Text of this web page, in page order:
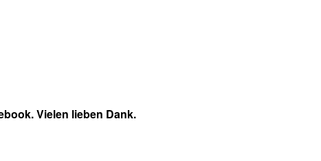
Vielen lieben Dank.